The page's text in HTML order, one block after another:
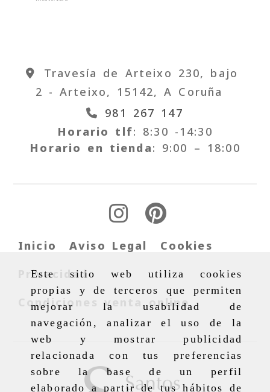
Este sitio web utiliza cookies
propias y de terceros que permiten
mejorar la usabilidad de
navegación, analizar el uso de la
web y mostrar publicidad
relacionada con tus preferencias
sobre la base de un perfil
elaborado a partir de tus hábitos de
Travesía de Arteixo 230, bajo
2 - Arteixo, 15142,A Coruña
981 267 147
Horario tlf: 8:30 -14:30
Horario en tienda: 9:00 – 18:00
Inicio Aviso Legal
Cookies
Privacidad
Condiciones venta online